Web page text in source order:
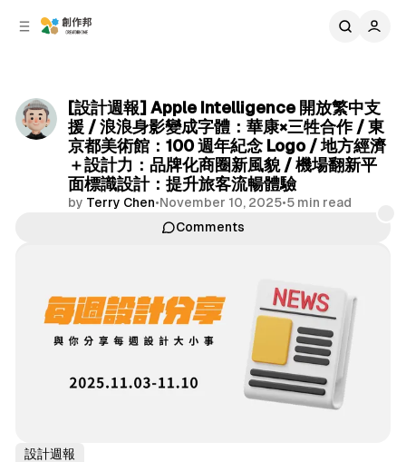
[設計週報] Apple Intelligence 開放繁中支
援 / 浪浪身影變成字體：華康×三牲合作 / 東
京都美術館：100 週年紀念 Logo / 地方經濟
＋設計力：品牌化商圈新風貌 / 機場翻新平
面標識設計：提升旅客流暢體驗
by Terry Chen•November 10, 2025•5 min read
Comments
設計週報